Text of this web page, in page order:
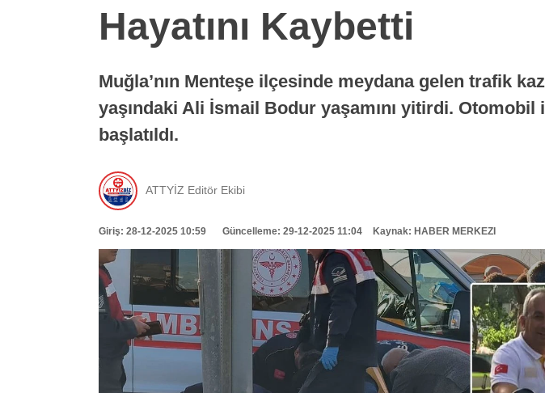
Hayatını Kaybetti
Muğla’nın Menteşe ilçesinde meydana gelen trafik
yaşındaki Ali İsmail Bodur yaşamını yitirdi.
başlatıldı.
ATTYİZ Editör Ekibi
Giriş: 28-12-2025 10:59 Güncelleme: 29-12-2025 11:04 Kaynak: HABER MERKEZI